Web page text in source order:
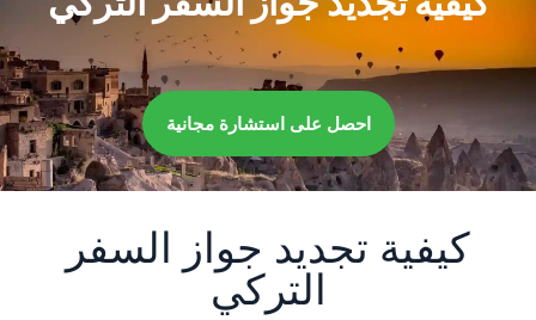
احصل على استشارة مجانية
كيفية تجديد جواز السفر
التركي